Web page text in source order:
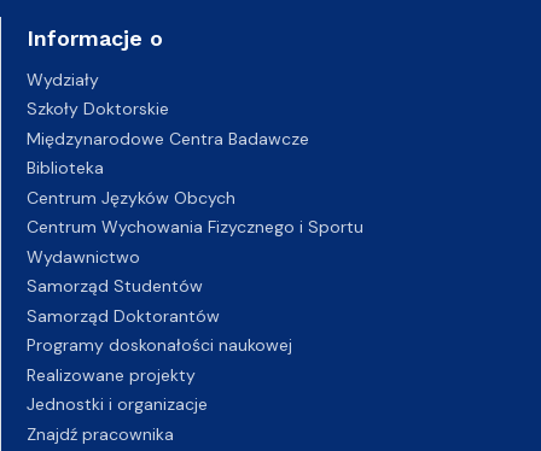
Informacje o
Wydziały
Szkoły Doktorskie
Międzynarodowe Centra Badawcze
Biblioteka
Centrum Języków Obcych
Centrum Wychowania Fizycznego i Sportu
Wydawnictwo
Samorząd Studentów
Samorząd Doktorantów
Programy doskonałości naukowej
Realizowane projekty
Jednostki i organizacje
Znajdź pracownika